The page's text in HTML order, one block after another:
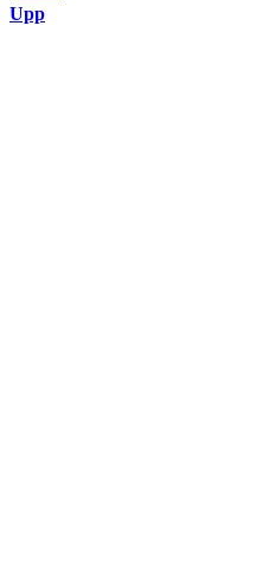
Upp